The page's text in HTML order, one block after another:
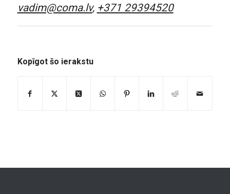
vadim@coma.lv, +371 29394520
Kopīgot šo ierakstu